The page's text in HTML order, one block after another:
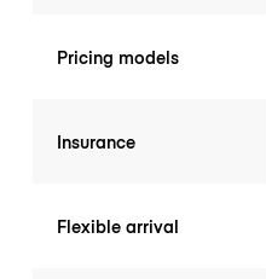
Pricing models
Insurance
Flexible arrival